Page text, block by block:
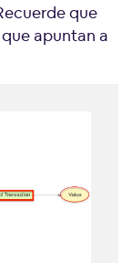
que
apuntan a